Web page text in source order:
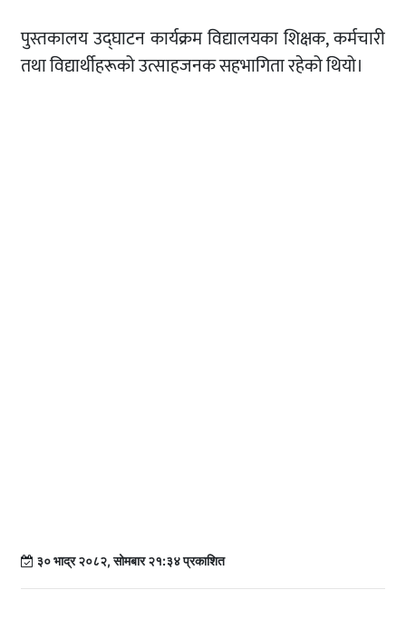
पुस्तकालय उद्घाटन कार्यक्रम विद्यालयका शिक्षक, कर्मचारी
तथा विद्यार्थीहरूको उत्साहजनक सहभागिता रहेको थियो।
३० भाद्र २०८२, सोमबार २१:३४ प्रकाशित